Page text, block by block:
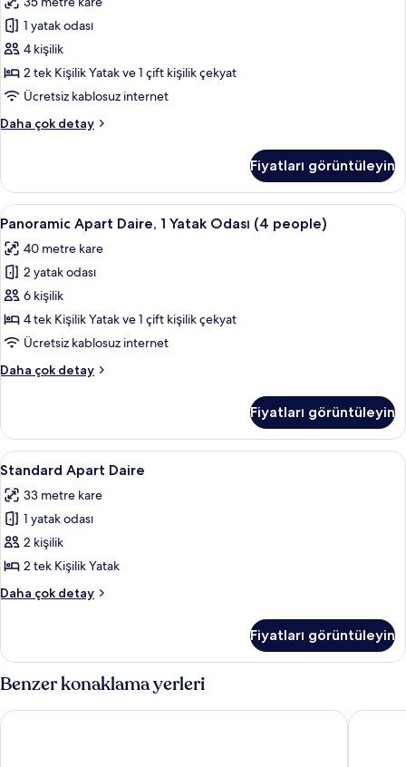
fazla
detay
1
Yatak
Odası
(4
people)
tüm
1 yatak odası
4 kişilik
2 tek Kişilik Yatak ve 1 çift kişilik çekyat
Ücretsiz kablosuz internet
Daha çok detay
Panoramic
Yatak
Odası
(4
hakkında
daha
fazla
detay
Fiyatları görüntüleyin
Panoramic
Apart
Daire,
Yatak
Odası
(4
için
görün
Panoramic Apart Daire, 1 Yatak
7
Panoramic Apart Daire, 1 Yatak Odası (4 people)
40 metre kare
2 yatak odası
6 kişilik
4 tek Kişilik Yatak ve 1 çift kişilik çekyat
Ücretsiz kablosuz internet
Daha çok detay
Panoramic
Yatak
Odası
(4
hakkında
daha
fazla
detay
Fiyatları görüntüleyin
Standard
Apart
Daire
için
tüm
fotoğrafları
görün
Standard Apart Daire | Odada kasa,
5
Standard Apart Daire
33 metre kare
1 yatak odası
2 kişilik
2 tek Kişilik Yatak
Daha çok detay
Standard
daha
fazla
detay
Fiyatları görüntüleyin
Benzer konaklama yerleri
Apartaments Lloret Sun Sweet